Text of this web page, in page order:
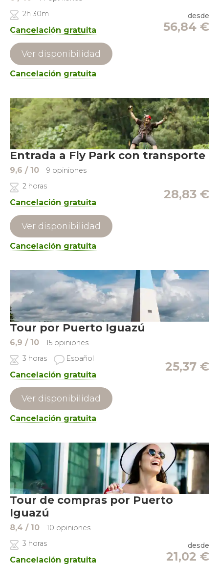
2h 30m
Cancelación gratuita
desde
56,84 €
Ver disponibilidad
Cancelación gratuita
Entrada a Fly Park con transporte
9,6 / 10
9 opiniones
2 horas
Cancelación gratuita
28,83 €
Ver disponibilidad
Cancelación gratuita
Tour por Puerto Iguazú
6,9 / 10
15 opiniones
3 horas
Español
Cancelación gratuita
25,37 €
Ver disponibilidad
Cancelación gratuita
Tour de compras por Puerto
Iguazú
8,4 / 10
10 opiniones
3 horas
Cancelación gratuita
desde
21,02 €